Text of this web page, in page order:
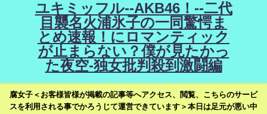
ユキミッフル--AKB46！--二代
目襲名火浦氷子の一同驚愕ま
とめ速報！にロマンティック
が止まらない？僕が見たかっ
た夜空-独女批判殺到激闘編
腐女子＜お客様皆様が掲載の記事等へアクセス、閲覧、こちらのサービ
スを利用される事でかろうじて運営できています＞本日は足元が悪い中